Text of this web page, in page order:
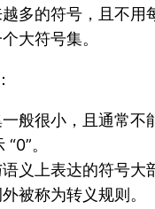
多的符号，且不
大符号集。
：
般很小，且通常不
。
义上表达的符号
被称为转义规则。